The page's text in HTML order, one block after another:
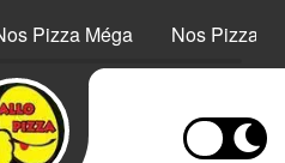
Pizza Méga Nos Pizzas